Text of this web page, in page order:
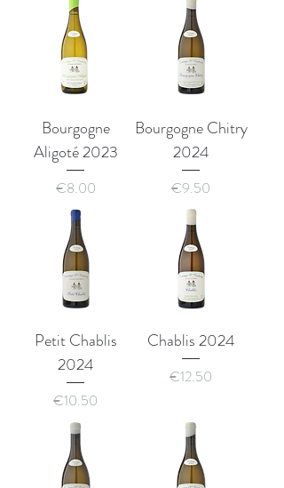
Bourgogne
Aligoté 2023
Price
€8.00
Bourgogne Chitry
2024
Price
€9.50
Petit Chablis
2024
Price
€10.50
Chablis 2024
Price
€12.50